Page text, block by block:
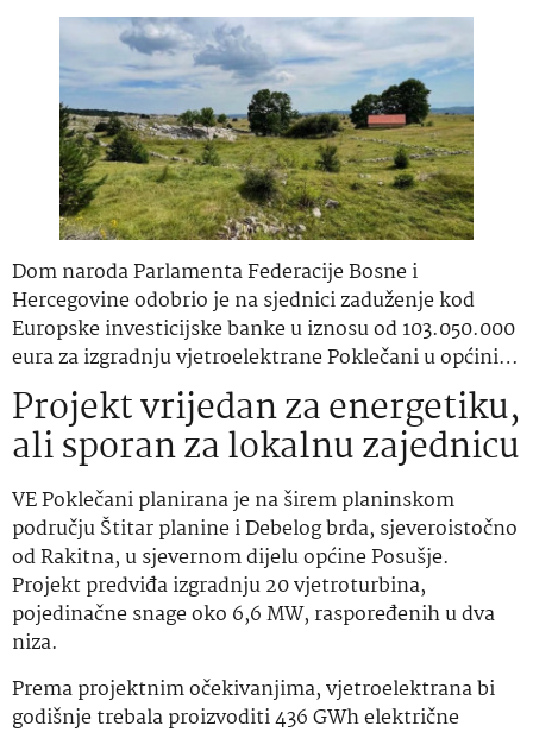
Dom naroda Parlamenta Federacije Bosne i
Hercegovine odobrio je na sjednici zaduženje kod
Europske investicijske banke u iznosu od 103.050.000
eura za izgradnju vjetroelektrane Poklečani u općini…
Projekt vrijedan za energetiku,
ali sporan za lokalnu zajednicu
VE Poklečani planirana je na širem planinskom
području Štitar planine i Debelog brda, sjeveroistočno
od Rakitna, u sjevernom dijelu općine Posušje.
Projekt predviđa izgradnju 20 vjetroturbina,
pojedinačne snage oko 6,6 MW, raspoređenih u dva
niza.
Prema projektnim očekivanjima, vjetroelektrana bi
godišnje trebala proizvoditi 436 GWh električne